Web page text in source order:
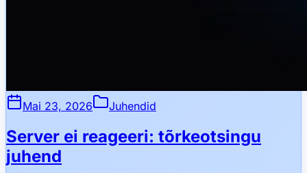
Mai 23, 2026 Juhendid
Server ei reageeri: tõrkeotsingu
juhend